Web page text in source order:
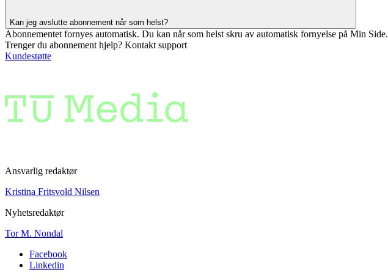
Kan jeg avslutte abonnement når som helst?
Abonnementet fornyes automatisk. Du kan når som helst skru av automatisk fornyelse på Min Side.
Trenger du abonnement hjelp? Kontakt support
Kundestøtte
Ansvarlig redaktør
Kristina Fritsvold Nilsen
Nyhetsredaktør
Tor M. Nondal
Facebook
Linkedin